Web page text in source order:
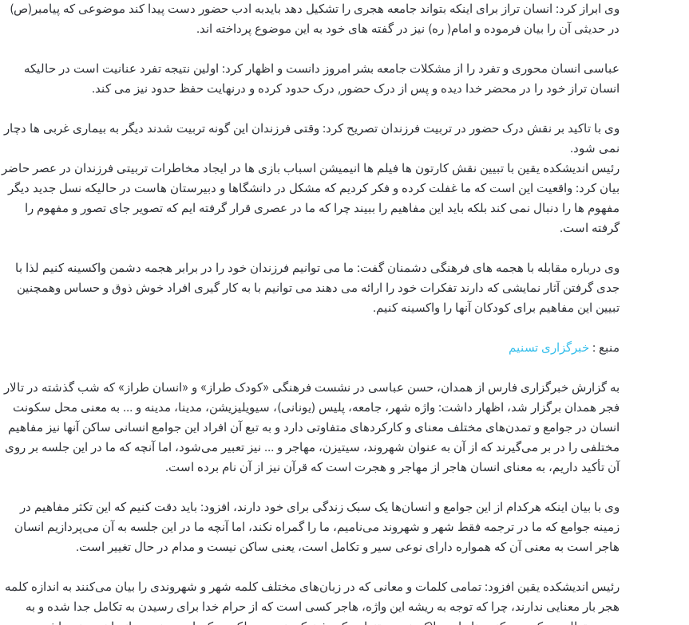
وی ابراز کرد: انسان تراز برای اینکه بتواند جامعه هجری را تشکیل دهد بایدبه ادب حضور دست پیدا کند موضوعی که پیامبر(ص)
در حدیثی آن را بیان فرموده و امام( ره) نیز در گفته های خود به این موضوع پرداخته اند.
عباسی انسان محوری و تفرد را از مشکلات جامعه بشر امروز دانست و اظهار کرد: اولین نتیجه تفرد عنانیت است در حالیکه
انسان تراز خود را در محضر خدا دیده و پس از درک حضور, درک حدود کرده و درنهایت حفظ حدود نیز می کند.
وی با تاکید بر نقش درک حضور در تربیت فرزندان تصریح کرد: وقتی فرزندان این گونه تربیت شدند دیگر به بیماری غربی ها دچار
نمی شود.
رئیس اندیشکده یقین با تبیین نقش کارتون ها فیلم ها انیمیشن اسباب بازی ها در ایجاد مخاطرات تربیتی فرزندان در عصر حاضر
بیان کرد: واقعیت این است که ما غفلت کرده و فکر کردیم که مشکل در دانشگاها و دبیرستان هاست در حالیکه نسل جدید دیگر
مفهوم ها را دنبال نمی کند بلکه باید این مفاهیم را ببیند چرا که ما در عصری قرار گرفته ایم که تصویر جای تصور و مفهوم را
گرفته است.
وی درباره مقابله با هجمه های فرهنگی دشمنان گفت: ما می توانیم فرزندان خود را در برابر هجمه دشمن واکسینه کنیم لذا با
جدی گرفتن آثار نمایشی که دارند تفکرات خود را ارائه می دهند می توانیم با به کار گیری افراد خوش ذوق و حساس وهمچنین
تبیین این مفاهیم برای کودکان آنها را واکسینه کنیم.
منبع : خبرگزاری تسنیم
به گزارش خبرگزاری فارس از همدان، حسن عباسی در نشست فرهنگی «کودک طراز» و «انسان طراز» که شب گذشته در تالار
فجر همدان برگزار شد، اظهار داشت: واژه شهر، جامعه، پلیس (یونانی)، سیویلیزیشن، مدینا، مدینه و … به معنی محل سکونت
انسان در جوامع و تمدن‌های مختلف معنای و کارکردهای متفاوتی دارد و به تبع آن افراد این جوامع انسانی ساکن آنها نیز مفاهیم
مختلفی را در بر می‌گیرند که از آن به عنوان شهروند، سیتیزن، مهاجر و … نیز تعبیر می‌شود، اما آنچه که ما در این جلسه بر روی
آن تأکید داریم، به معنای انسان هاجر از مهاجر و هجرت است که قرآن نیز از آن نام برده است.
وی با بیان اینکه هرکدام از این جوامع و انسان‌ها یک سبک زندگی برای خود دارند، افزود: باید دقت کنیم که این تکثر مفاهیم در
زمینه جوامع که ما در ترجمه فقط شهر و شهروند می‌نامیم، ما را گمراه نکند، اما آنچه ما در این جلسه به آن می‌پردازیم انسان
هاجر است به معنی آن که همواره دارای نوعی سیر و تکامل است، یعنی ساکن نیست و مدام در حال تغییر است.
رئیس اندیشکده یقین افزود: تمامی کلمات و معانی که در زبان‌های مختلف کلمه شهر و شهروندی را بیان می‌کنند به اندازه کلمه
هجر بار معنایی ندارند، چرا که توجه به ریشه این واژه، هاجر کسی است که از حرام خدا برای رسیدن به تکامل جدا شده و به